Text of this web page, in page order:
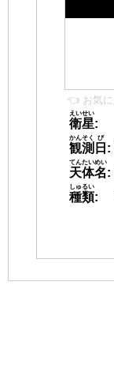
👈 お気に
衛星
えいせい
:
観測
かんそく
日
び
:
天体名
てんたいめい
:
種類
しゅるい
: